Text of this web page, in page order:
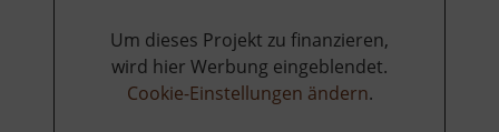
Um dieses Projekt zu finanzieren,
wird hier Werbung eingeblendet.
Cookie-Einstellungen ändern.